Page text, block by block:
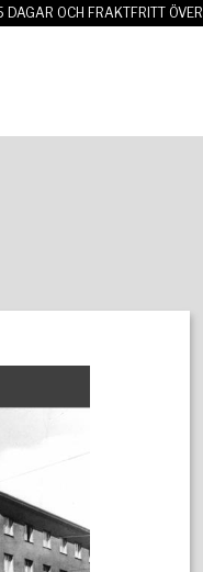
DAGAR OCH FRAKTFRITT